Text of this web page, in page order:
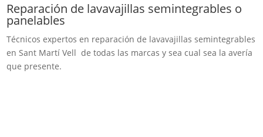
Reparación de lavavajillas semintegrables o
panelables
Técnicos expertos en reparación de lavavajillas semintegrables
en Sant Martí Vell de todas las marcas y sea cual sea la avería
que presente.